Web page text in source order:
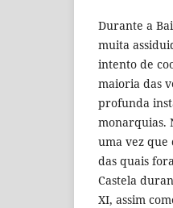
Durante a
muita
intento de
maioria das
profunda
monarquias.
uma vez que
das quais
Castela
XI, assim